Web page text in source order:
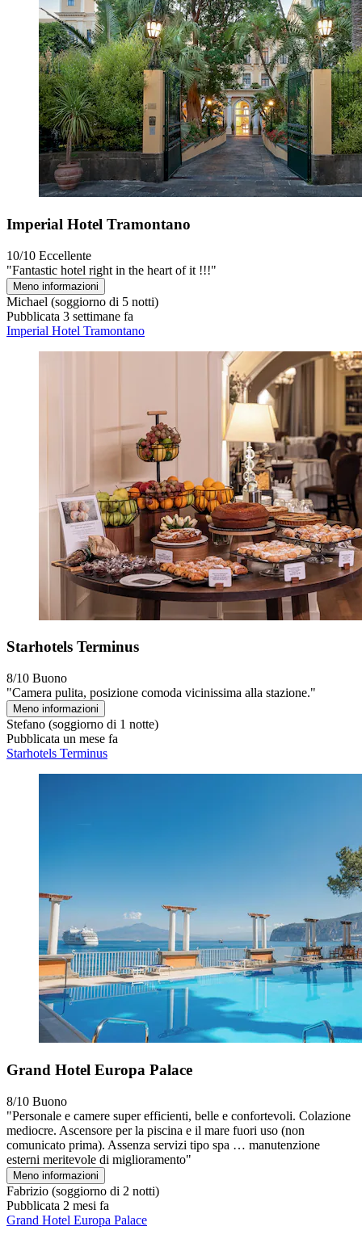
Imperial Hotel Tramontano
10/10 Eccellente
"Fantastic hotel right in the heart of it !!!"
Meno informazioni
Michael (soggiorno di 5 notti)
Pubblicata 3 settimane fa
Imperial Hotel Tramontano
Starhotels Terminus
8/10 Buono
"Camera pulita, posizione comoda vicinissima alla stazione."
Meno informazioni
Stefano (soggiorno di 1 notte)
Pubblicata un mese fa
Starhotels Terminus
Grand Hotel Europa Palace
8/10 Buono
"Personale e camere super efficienti, belle e confortevoli. Colazione
mediocre. Ascensore per la piscina e il mare fuori uso (non
comunicato prima). Assenza servizi tipo spa … manutenzione
esterni meritevole di miglioramento"
Meno informazioni
Fabrizio (soggiorno di 2 notti)
Pubblicata 2 mesi fa
Grand Hotel Europa Palace